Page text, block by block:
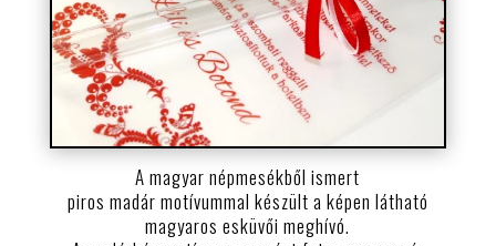
A magyar népmesékből ismert
piros madár motívummal készült a képen látható
magyaros esküvői meghívó.